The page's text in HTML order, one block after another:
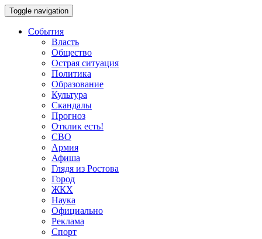
Toggle navigation
События
Власть
Общество
Острая ситуация
Политика
Образование
Культура
Скандалы
Прогноз
Отклик есть!
СВО
Армия
Афиша
Глядя из Ростова
Город
ЖКХ
Наука
Официально
Реклама
Спорт